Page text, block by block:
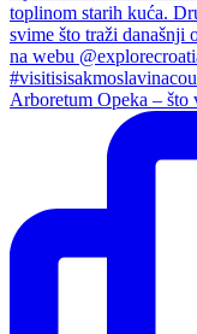
Arboretum Opeka –